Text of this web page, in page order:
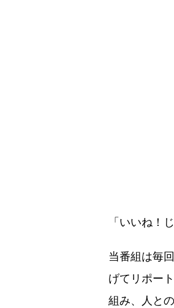
「いいね！
当番組は毎
げてリポー
組み、人と